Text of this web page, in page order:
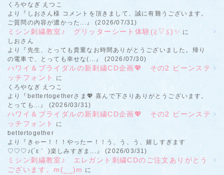
くろやなぎ えつこ
より『しおさん様 コメントを頂きまして、誠に有難うございます。
ご質問の内容が濃かった...』 (2026/07/31)
ミシン刺繍教室♪ グリッターシート体験(≧▽≦)✨ に
しおさん
より『先生、とっても貴重なお時間ありがとうございました。帰り
の電車で、とっても幸せな(...』 (2026/07/30)
ハワイ＆ブライダルの新刺繍CD企画💖 その2 ビーンステ
ッチフォント
に
くろやなぎ えつこ
より『bettertogetherさま💖 喜んで下さりありがとうございます。
とっても...』 (2026/03/31)
ハワイ＆ブライダルの新刺繍CD企画💖 その2 ビーンステ
ッチフォント
に
bettertogether
より『きゃー！！！やったー！！う、う、う、嬉しすぎます
♡♡♡♪(´ε｀ )楽しみすぎま...』 (2026/03/31)
ミシン刺繍教室♪ エレガント刺繍CDのご注文ありがとう
ございます。m(__)m に